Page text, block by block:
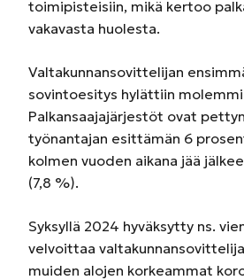
toimipisteisiin, mikä kertoo
vakavasta huolesta.
Valtakunnansovittelijan
sovintoesitys hylättiin
Palkansaajajärjestöt ovat
työnantajan esittämän 6
kolmen vuoden aikana jää
(7,8 %).
Syksyllä 2024 hyväksytty ns.
velvoittaa
muiden alojen korkeammat